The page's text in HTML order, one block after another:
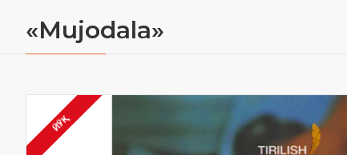
«Mujodala»
ЙЎҚ